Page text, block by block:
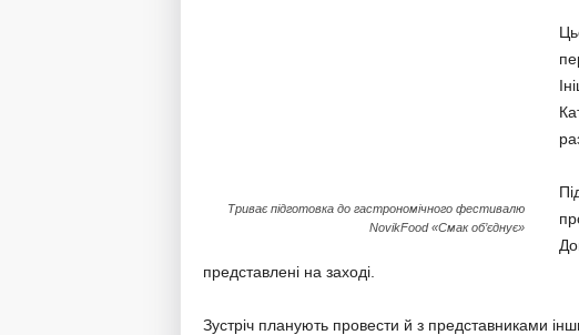
Триває підготовка до гастрономічного фестивалю
NovikFood «Смак об’єднує»
представлені на заході.
Зустріч планують провести й з представниками